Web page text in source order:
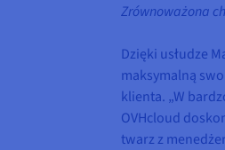
Zrównoważona
Dzięki usłudze
maksymalną
klienta. „W
OVHcloud
twarz z